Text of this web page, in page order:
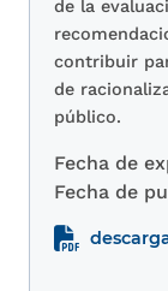
de la
contribuir
de
público.
Fecha de
Fecha de